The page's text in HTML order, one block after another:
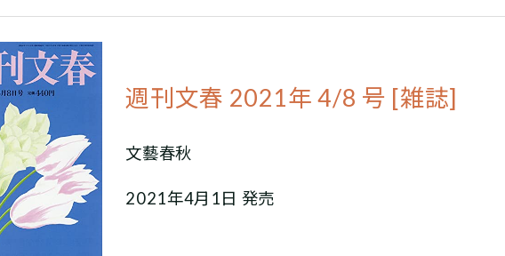
週刊文春 2021年 4/8 号 [雑誌]
文藝春秋
2021年4月1日 発売